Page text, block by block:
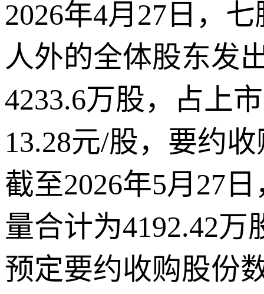
2026年4月27日，
人外的全体股东发
4233.6万股，占上
13.28元/股，要约
截至2026年5月27
量合计为4192.42
预定要约收购股份